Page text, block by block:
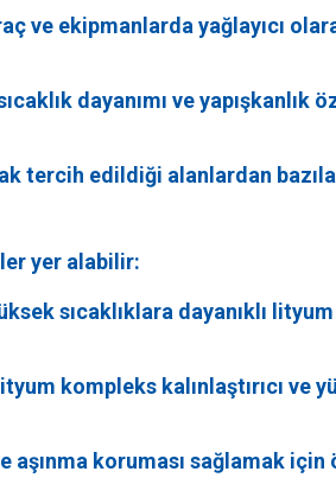
ekipmanlarda yağlayıcı
dayanımı ve yapışkanlık
tercih edildiği alanlardan
yer alabilir:
sıcaklıklara dayanıklı
kompleks kalınlaştırıcı ve
aşınma koruması sağlamak